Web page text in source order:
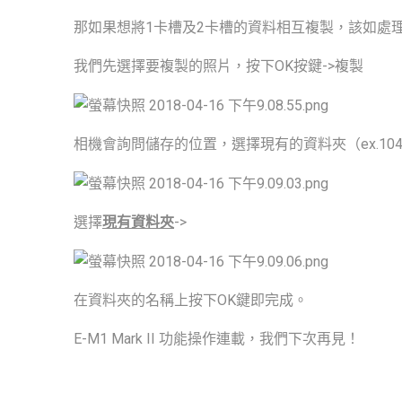
那如果想將1卡槽及2卡槽的資料相互複製，該如處
我們先選擇要複製的照片，按下OK按鍵->複製
相機會詢問儲存的位置，選擇現有的資料夾（
選擇現有資料夾->
在資料夾的名稱上按下OK鍵即完成。
E-M1 Mark II 功能操作連載，我們下次再見！